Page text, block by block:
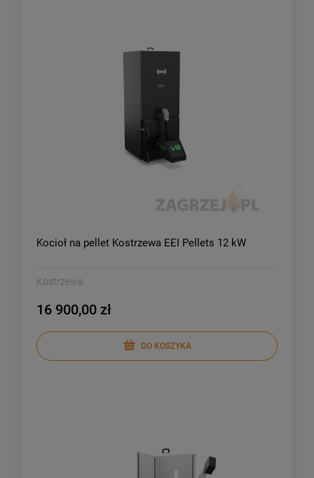
Kocioł na pellet Kostrzewa EEI Pellets 12 kW
Kostrzewa
16 900,00 zł
DO KOSZYKA